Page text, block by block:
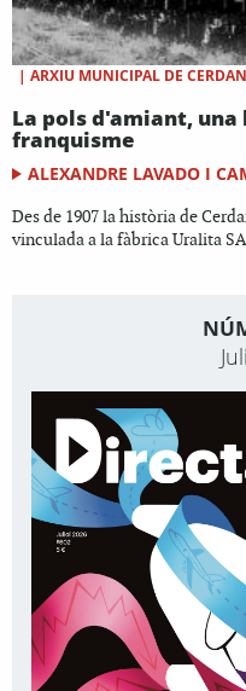
| ARXIU MUNICIPAL DE
La pols d'amiant,
franquisme
ALEXANDRE LAVADO I
Des de 1907 la història de
vinculada a la fàbrica Uralita